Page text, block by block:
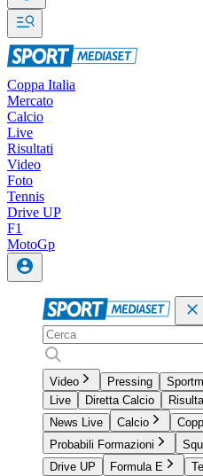
Coppa Italia
Mercato
Calcio
Live
Risultati
Video
Foto
Tennis
Drive UP
F1
MotoGp
Video Pressing
Live
Diretta Calcio
News Live
Calcio
Probabili Formazioni
Drive UP
Formula E